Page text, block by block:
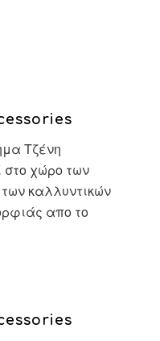
Τζένη
στο χώρο των
καλλυντικών
απο το